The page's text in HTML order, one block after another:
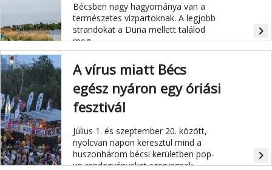
Bécsben nagy hagyománya van a
természetes vízpartoknak. A legjobb
strandokat a Duna mellett találod
meg.
navigate_next
A vírus miatt Bécs
egész nyáron egy óriási
fesztivál
Július 1. és szeptember 20. között,
nyolcvan napon keresztül mind a
huszonhárom bécsi kerületben pop-
up rendezvényeket szerveznek.
navigate_next